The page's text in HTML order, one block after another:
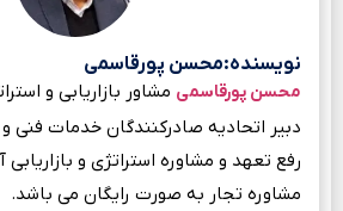
نویسنده:محسن پورقاسمی
محسن پورقاسمی مشاور بازاریابی و
دبیر اتحادیه صادرکنندگان خدمات
رفع تعهد و مشاوره استراتژی و بازاریابی
مشاوره تجار به صورت رایگان می باشد.